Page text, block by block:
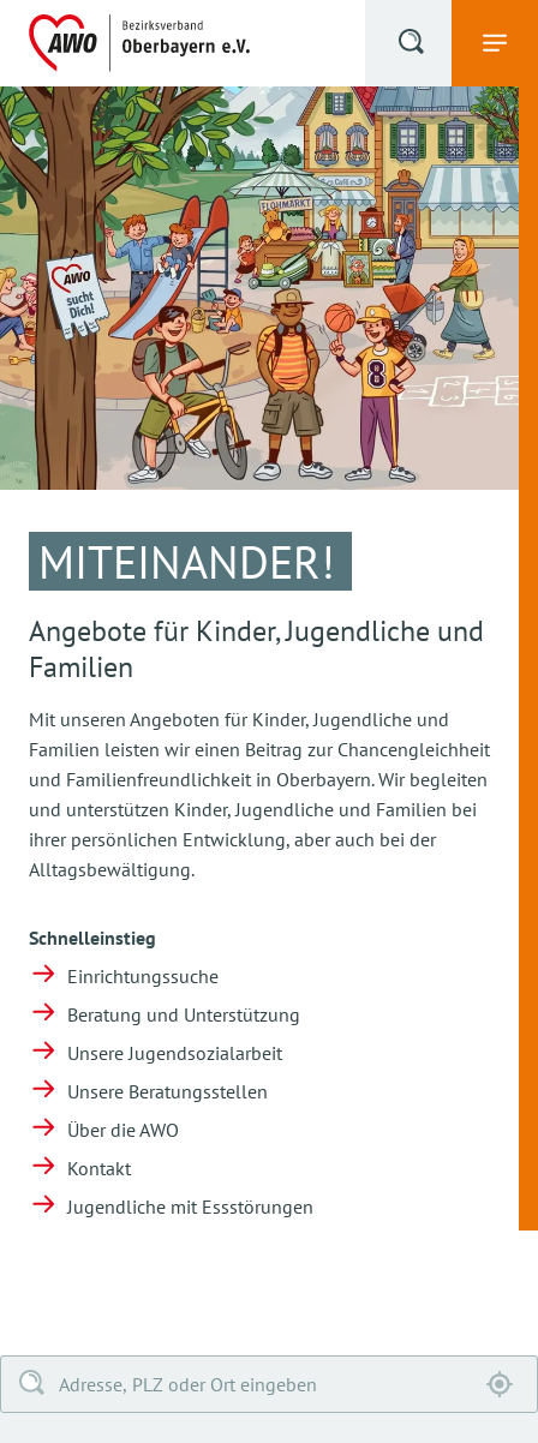
MITEINANDER!
Angebote für Kinder, Jugendliche und
Familien
Mit unseren Angeboten für Kinder, Jugendliche und
Familien leisten wir einen Beitrag zur Chancengleichheit
und Familienfreundlichkeit in Oberbayern. Wir begleiten
und unterstützen Kinder, Jugendliche und Familien bei
ihrer persönlichen Entwicklung, aber auch bei der
Alltagsbewältigung.
Schnelleinstieg
Einrichtungssuche
Beratung und Unterstützung
Unsere Jugendsozialarbeit
Unsere Beratungsstellen
Über die AWO
Kontakt
Jugendliche mit Essstörungen